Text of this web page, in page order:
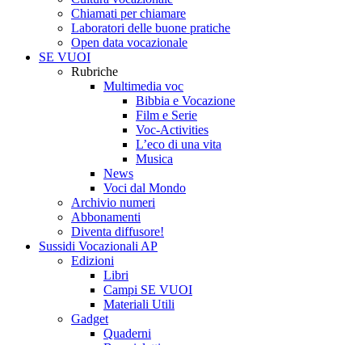
Chiamati per chiamare
Laboratori delle buone pratiche
Open data vocazionale
SE VUOI
Rubriche
Multimedia voc
Bibbia e Vocazione
Film e Serie
Voc-Activities
L’eco di una vita
Musica
News
Voci dal Mondo
Archivio numeri
Abbonamenti
Diventa diffusore!
Sussidi Vocazionali AP
Edizioni
Libri
Campi SE VUOI
Materiali Utili
Gadget
Quaderni